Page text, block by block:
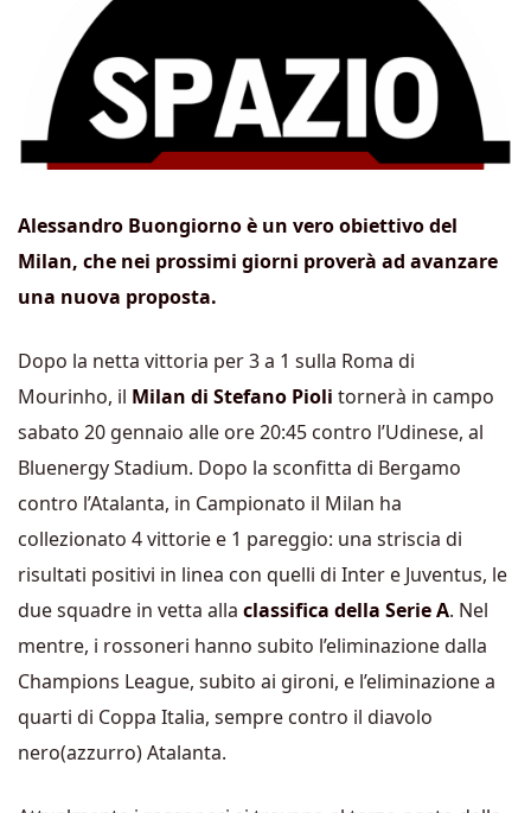
Alessandro Buongiorno è un vero obiettivo del
Milan, che nei prossimi giorni proverà ad avanzare
una nuova proposta.
Dopo la netta vittoria per 3 a 1 sulla Roma di
Mourinho, il Milan di Stefano Pioli tornerà in campo
sabato 20 gennaio alle ore 20:45 contro l’Udinese, al
Bluenergy Stadium. Dopo la sconfitta di Bergamo
contro l’Atalanta, in Campionato il Milan ha
collezionato 4 vittorie e 1 pareggio: una striscia di
risultati positivi in linea con quelli di Inter e Juventus, le
due squadre in vetta alla classifica della Serie A. Nel
mentre, i rossoneri hanno subito l’eliminazione dalla
Champions League, subito ai gironi, e l’eliminazione a
quarti di Coppa Italia, sempre contro il diavolo
nero(azzurro) Atalanta.